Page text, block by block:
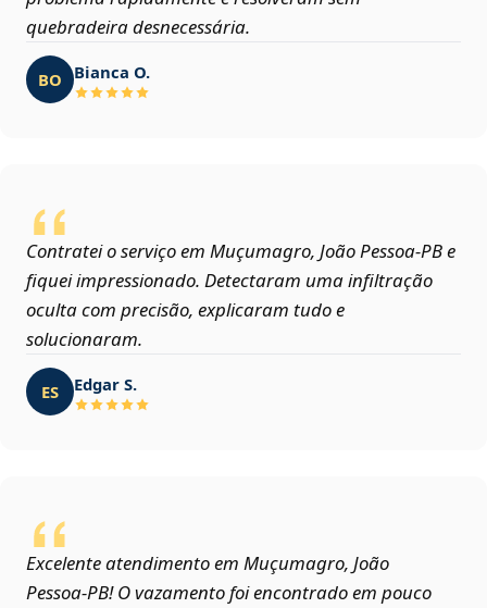
quebradeira desnecessária.
BO Bianca O.
Contratei o serviço em Muçumagro, João Pessoa‑PB e
fiquei impressionado. Detectaram uma infiltração
oculta com precisão, explicaram tudo e
solucionaram.
ES Edgar S.
Excelente atendimento em Muçumagro, João
Pessoa‑PB! O vazamento foi encontrado em pouco